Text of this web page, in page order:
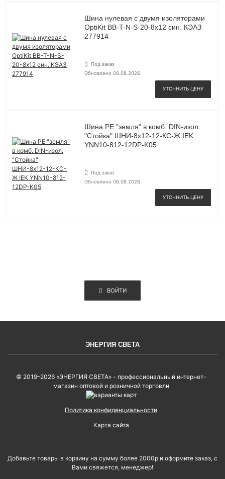
Шина нулевая с двумя изоляторами
OptiKit BB-T-N-S-20-8х12 син. КЭАЗ
277914
Под заказ
Обновлено 06.08.2026
УТОЧНИТЬ ЦЕНУ
Шина PE "земля" в комб. DIN-изол.
"Стойка" ШНИ-8х12-12-КС-Ж IEK
YNN10-812-12DP-K05
Под заказ
Обновлено 06.08.2026
УТОЧНИТЬ ЦЕНУ
ВОЙТИ
ЭНЕРГИЯ СВЕТА
© 2019–2026 «ЭНЕРГИЯ СВЕТА» - профессиональный интернет-
магазин оптовой и розничной торговли
Политика конфиденциальности
Карта сайта
Добавьте товары в корзину на сумму более 2000р и оформите заказ, с
Вами свяжется, менеджер!